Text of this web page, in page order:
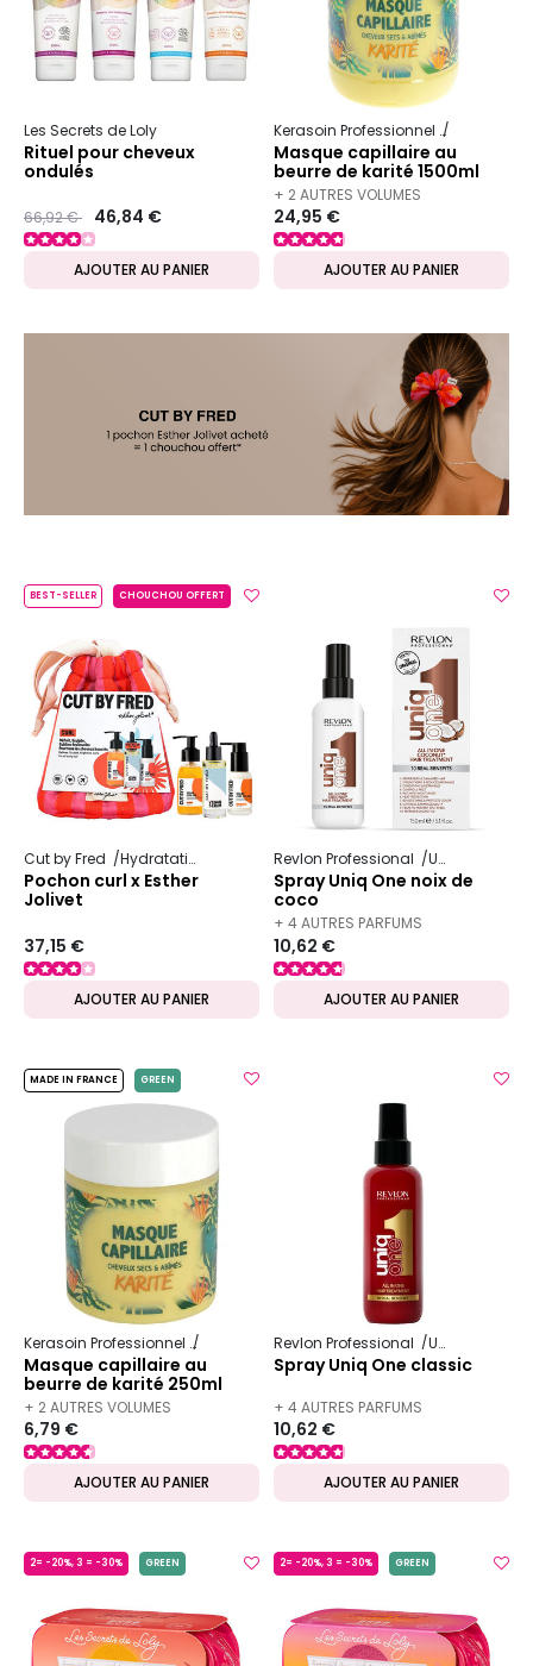
Les Secrets de Loly
Rituel pour cheveux
ondulés
Prix ​​réduit de
66,92 €to 46,84 €
AJOUTER AU PANIER
Kerasoin Professionnel
Masque capillaire au
beurre de karité 1500ml
+ 2 AUTRES VOLUMES
DISPONIBLES
24,95 €
AJOUTER AU PANIER
BEST-SELLER CHOUCHOU OFFERT
Cut by Fred Hydratation
Pochon curl x Esther
Jolivet
37,15 €
AJOUTER AU PANIER
Revlon Professional Uniq One
Spray Uniq One noix de
coco
+ 4 AUTRES PARFUMS
DISPONIBLES
10,62 €
AJOUTER AU PANIER
MADE IN FRANCE GREEN
Kerasoin Professionnel
Masque capillaire au
beurre de karité 250ml
+ 2 AUTRES VOLUMES
DISPONIBLES
6,79 €
AJOUTER AU PANIER
Revlon Professional Uniq One
Spray Uniq One classic
+ 4 AUTRES PARFUMS
DISPONIBLES
10,62 €
AJOUTER AU PANIER
2= -20%, 3 = -30% GREEN 2= -20%, 3 = -30% GREEN